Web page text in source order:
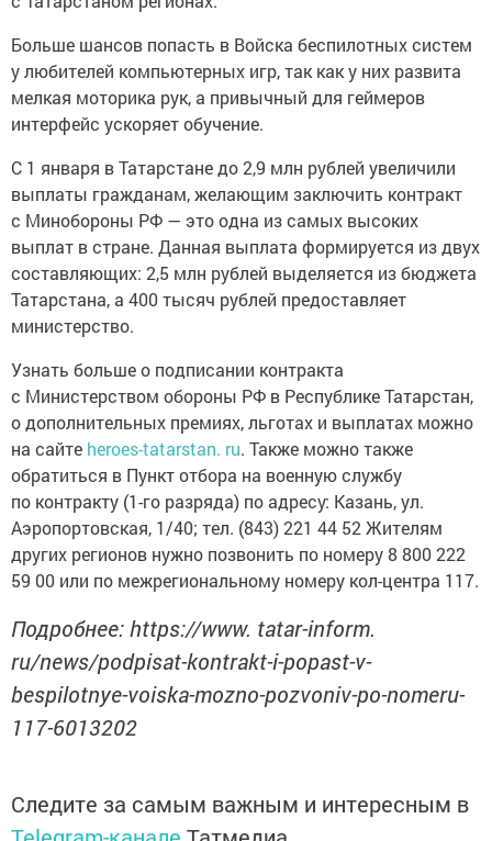
Больше шансов попасть в Войска беспилотных систем
у любителей компьютерных игр, так как у них развита
мелкая моторика рук, а привычный для геймеров
интерфейс ускоряет обучение.
С 1 января в Татарстане до 2,9 млн рублей увеличили
выплаты гражданам, желающим заключить контракт
с Минобороны РФ — это одна из самых высоких
выплат в стране. Данная выплата формируется из двух
составляющих: 2,5 млн рублей выделяется из бюджета
Татарстана, а 400 тысяч рублей предоставляет
министерство.
Узнать больше о подписании контракта
с Министерством обороны РФ в Республике Татарстан,
о дополнительных премиях, льготах и выплатах можно
на сайте heroes-tatarstan. ru. Также можно также
обратиться в Пункт отбора на военную службу
по контракту (1-го разряда) по адресу: Казань, ул.
Аэропортовская, 1/40; тел. (843) 221 44 52 Жителям
других регионов нужно позвонить по номеру 8 800 222
59 00 или по межрегиональному номеру кол-центра 117.
Подробнее: https://www. tatar-inform.
ru/news/podpisat-kontrakt-i-popast-v-
bespilotnye-voiska-mozno-pozvoniv-po-nomeru-
117-6013202
Следите за самым важным и интересным в